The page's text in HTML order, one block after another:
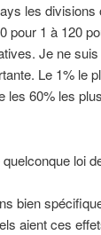
les
pour 1 à 120
Je ne
Le 1% le
les 60% les
loi
bien
aient ces